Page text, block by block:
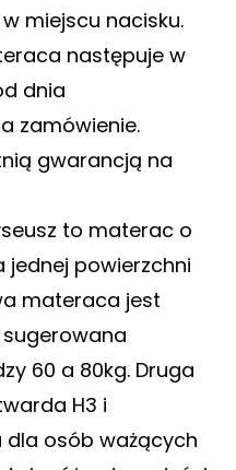
miejscu nacisku.
następuje w
dnia
zamówienie.
gwarancją na
to materac o
powierzchni
materaca jest
60 a 80kg. Druga
H3 i
osób ważących